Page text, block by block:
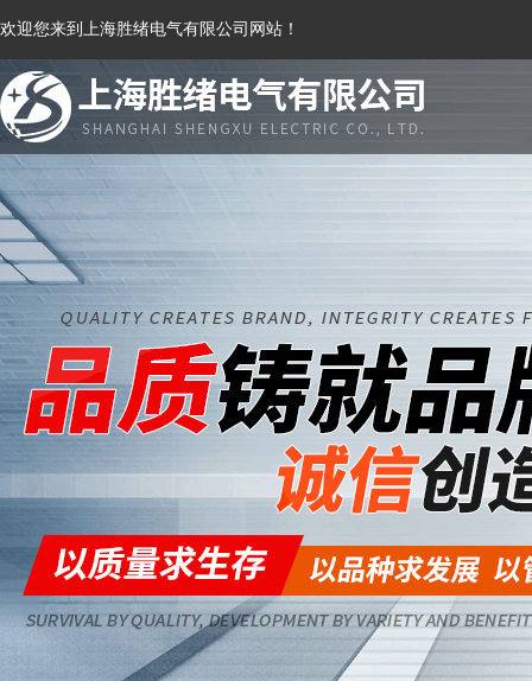
欢迎您来到上海胜绪电气有限公司网站！